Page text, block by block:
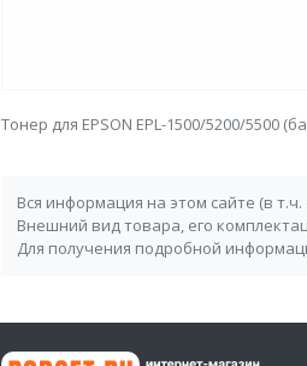
Тонер для EPSON EPL-1500/5200/5500
Вся информация на этом сайте (в
Внешний вид товара, его
Для получения подробной